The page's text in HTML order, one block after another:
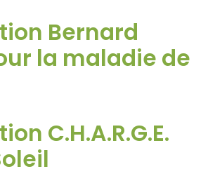
Bernard
la maladie de
C.H.A.R.G.E.